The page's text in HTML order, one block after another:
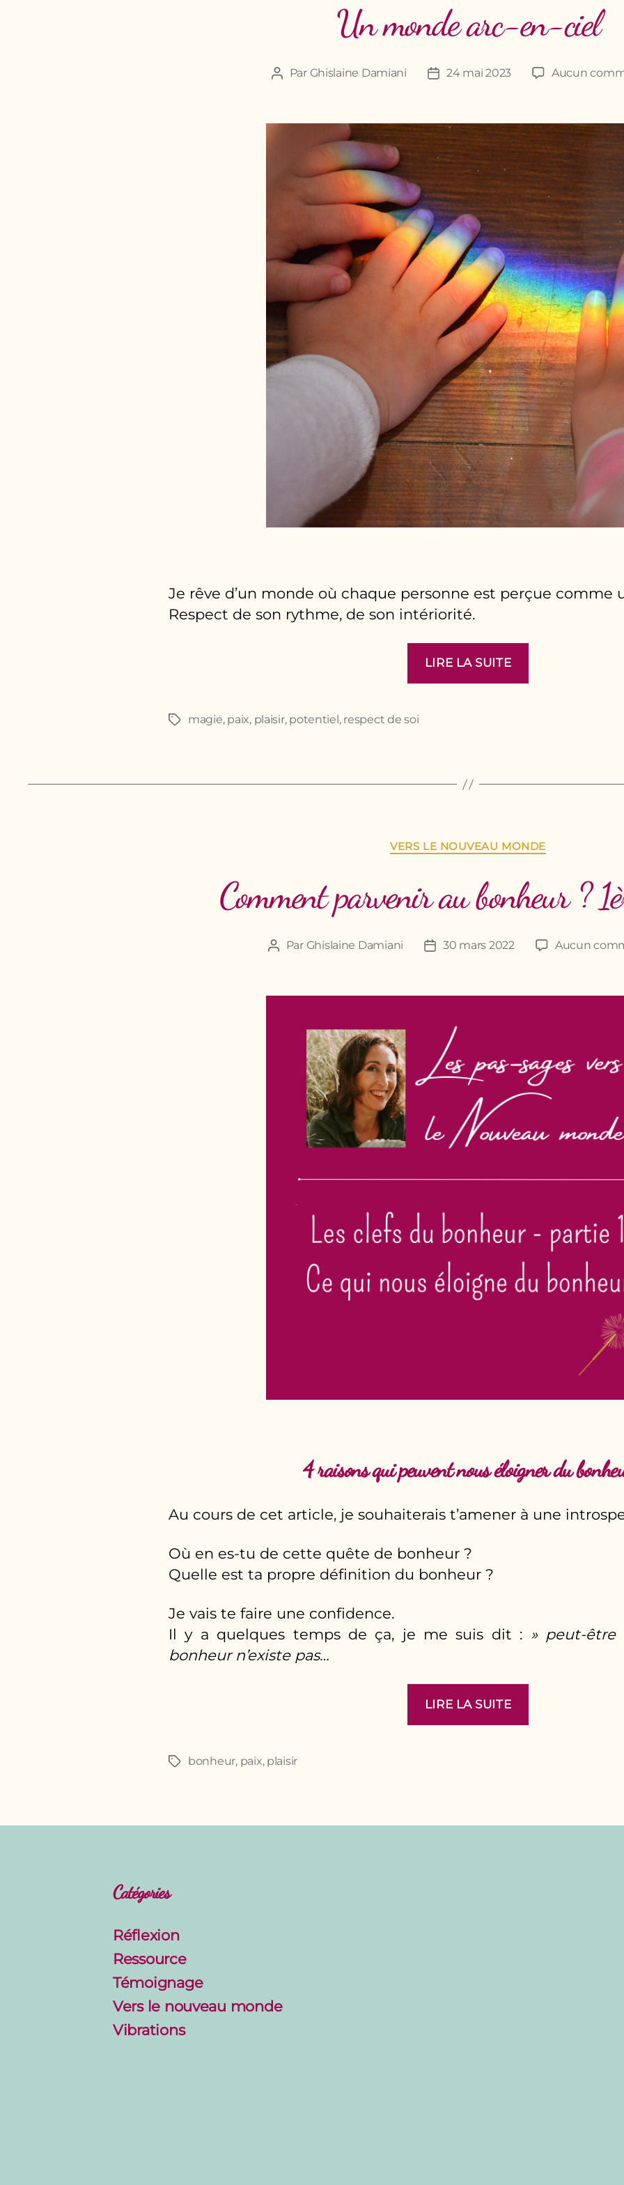
Un monde arc-en-ciel
Auteur
Par Ghislaine Damiani
Date24 mai 2023 Aucun
Je rêve d’un monde où chaque personne est perçue comme
Respect de son rythme, de son intériorité.
LIRE LA SUITE
Étiquettes
magie, paix, plaisir, potentiel, respect de soi
Catégories
VERS LE NOUVEAU MONDE
Comment parvenir au bonheur ?
Auteur
Par Ghislaine Damiani
Date30 mars 2022 Aucun
4 raisons qui peuvent nous éloigner du
Au cours de cet article, je souhaiterais t’amener à une
Où en es-tu de cette quête de bonheur ?
Quelle est ta propre définition du bonheur ?
Je vais te faire une confidence.
Il y a quelques temps de ça, je me suis dit : » peut-être
bonheur n’existe pas…
LIRE LA SUITE
partie »
Étiquettes
bonheur, paix, plaisir
Catégories
Réflexion
Ressource
Témoignage
Vers le nouveau monde
Vibrations